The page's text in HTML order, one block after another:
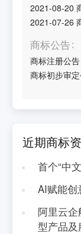
2021-08-20
2021-07-26
商标公告
商标注册公告
商标初步审
近期商标
首个“中
AI赋能创
阿里云
型产品及